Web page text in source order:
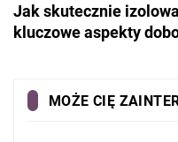
Jak skutecznie
kluczowe aspekty
MOŻE CIĘ